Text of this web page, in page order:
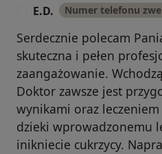
E.D. Numer telefonu
Serdecznie polecam
skuteczna i pełen
zaangażowanie.
Doktor zawsze jest
wynikami oraz
dzieki wprowadzonemu
inikniecie cukrzycy.